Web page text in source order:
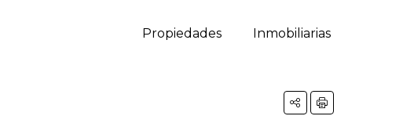
Propiedades Inmobiliarias